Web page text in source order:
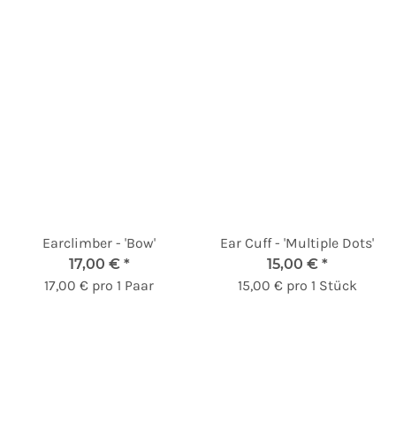
Earclimber - 'Bow'
17,00 € *
17,00 € pro 1 Paar
Ear Cuff - 'Multiple Dots'
15,00 € *
15,00 € pro 1 Stück